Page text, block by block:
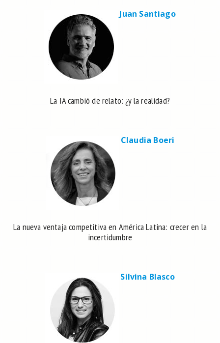
Juan Santiago
La IA cambió de relato: ¿y la realidad?
Claudia Boeri
La nueva ventaja competitiva en América Latina: crecer en la
incertidumbre
Silvina Blasco